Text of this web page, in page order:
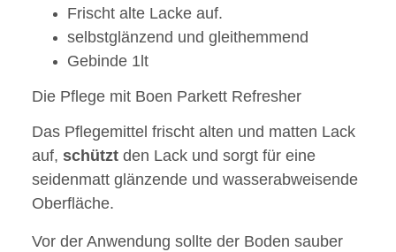
Frischt alte Lacke auf.
selbstglänzend und gleithemmend
Gebinde 1lt
Die Pflege mit Boen Parkett Refresher
Das Pflegemittel frischt alten und matten Lack
auf, schützt den Lack und sorgt für eine
seidenmatt glänzende und wasserabweisende
Oberfläche.
Vor der Anwendung sollte der Boden sauber